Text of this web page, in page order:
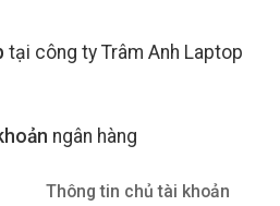
tại công ty Trâm Anh Laptop
ngân hàng
Thông tin chủ tài khoản